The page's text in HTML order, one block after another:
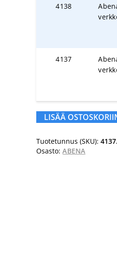
4138
4137
LISÄÄ
Tuotetunnus (SKU):
Osasto:ABENA